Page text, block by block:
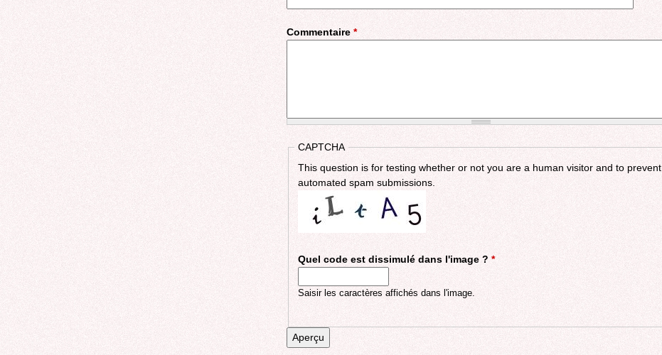
Commentaire *
CAPTCHA
This question is for testing whether or not you are a human visitor and to prevent
automated spam submissions.
Quel code est dissimulé dans l'image ?*
Saisir les caractères affichés dans l'image.